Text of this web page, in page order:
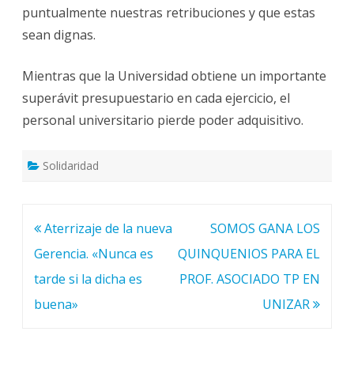
puntualmente nuestras retribuciones y que estas
sean dignas.
Mientras que la Universidad obtiene un importante
superávit presupuestario en cada ejercicio, el
personal universitario pierde poder adquisitivo.
Solidaridad
Navegación
de
entradas
Aterrizaje de la nueva
Gerencia. «Nunca es
tarde si la dicha es
buena»
SOMOS GANA LOS
QUINQUENIOS PARA EL
PROF. ASOCIADO TP EN
UNIZAR